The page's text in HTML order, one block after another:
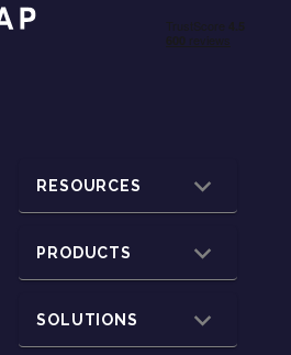
RESOURCES
PRODUCTS
SOLUTIONS